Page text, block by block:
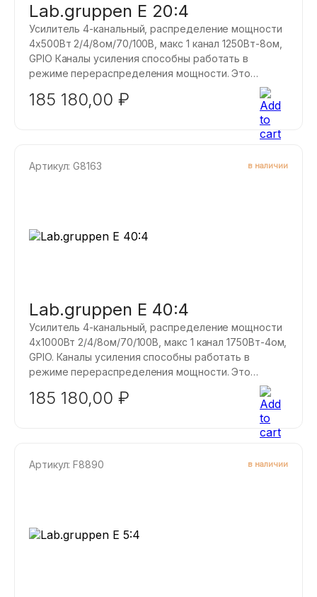
Lab.gruppen E 20:4
Усилитель 4-канальный, распределение мощности
4x500Вт 2/4/8ом/70/100В, макс 1 канал 1250Вт-8ом,
GPIO Каналы усиления способны работать в
режиме перераспределения мощности. Это
означает, что имеется номинальная мощность,
которая одинакова для всех каналов усилителя, но
также имеется максимальная мощность, которую
185 180,00 ₽
Артикул: G8163 в наличии
Lab.gruppen E 40:4
Усилитель 4-канальный, распределение мощности
4x1000Вт 2/4/8ом/70/100В, макс 1 канал 1750Вт-4ом,
GPIO. Каналы усиления способны работать в
режиме перераспределения мощности. Это
означает, что имеется номинальная мощность,
которая одинакова для всех каналов усилителя, но
также имеется максимальная мощность, которую
185 180,00 ₽
Артикул: F8890 в наличии